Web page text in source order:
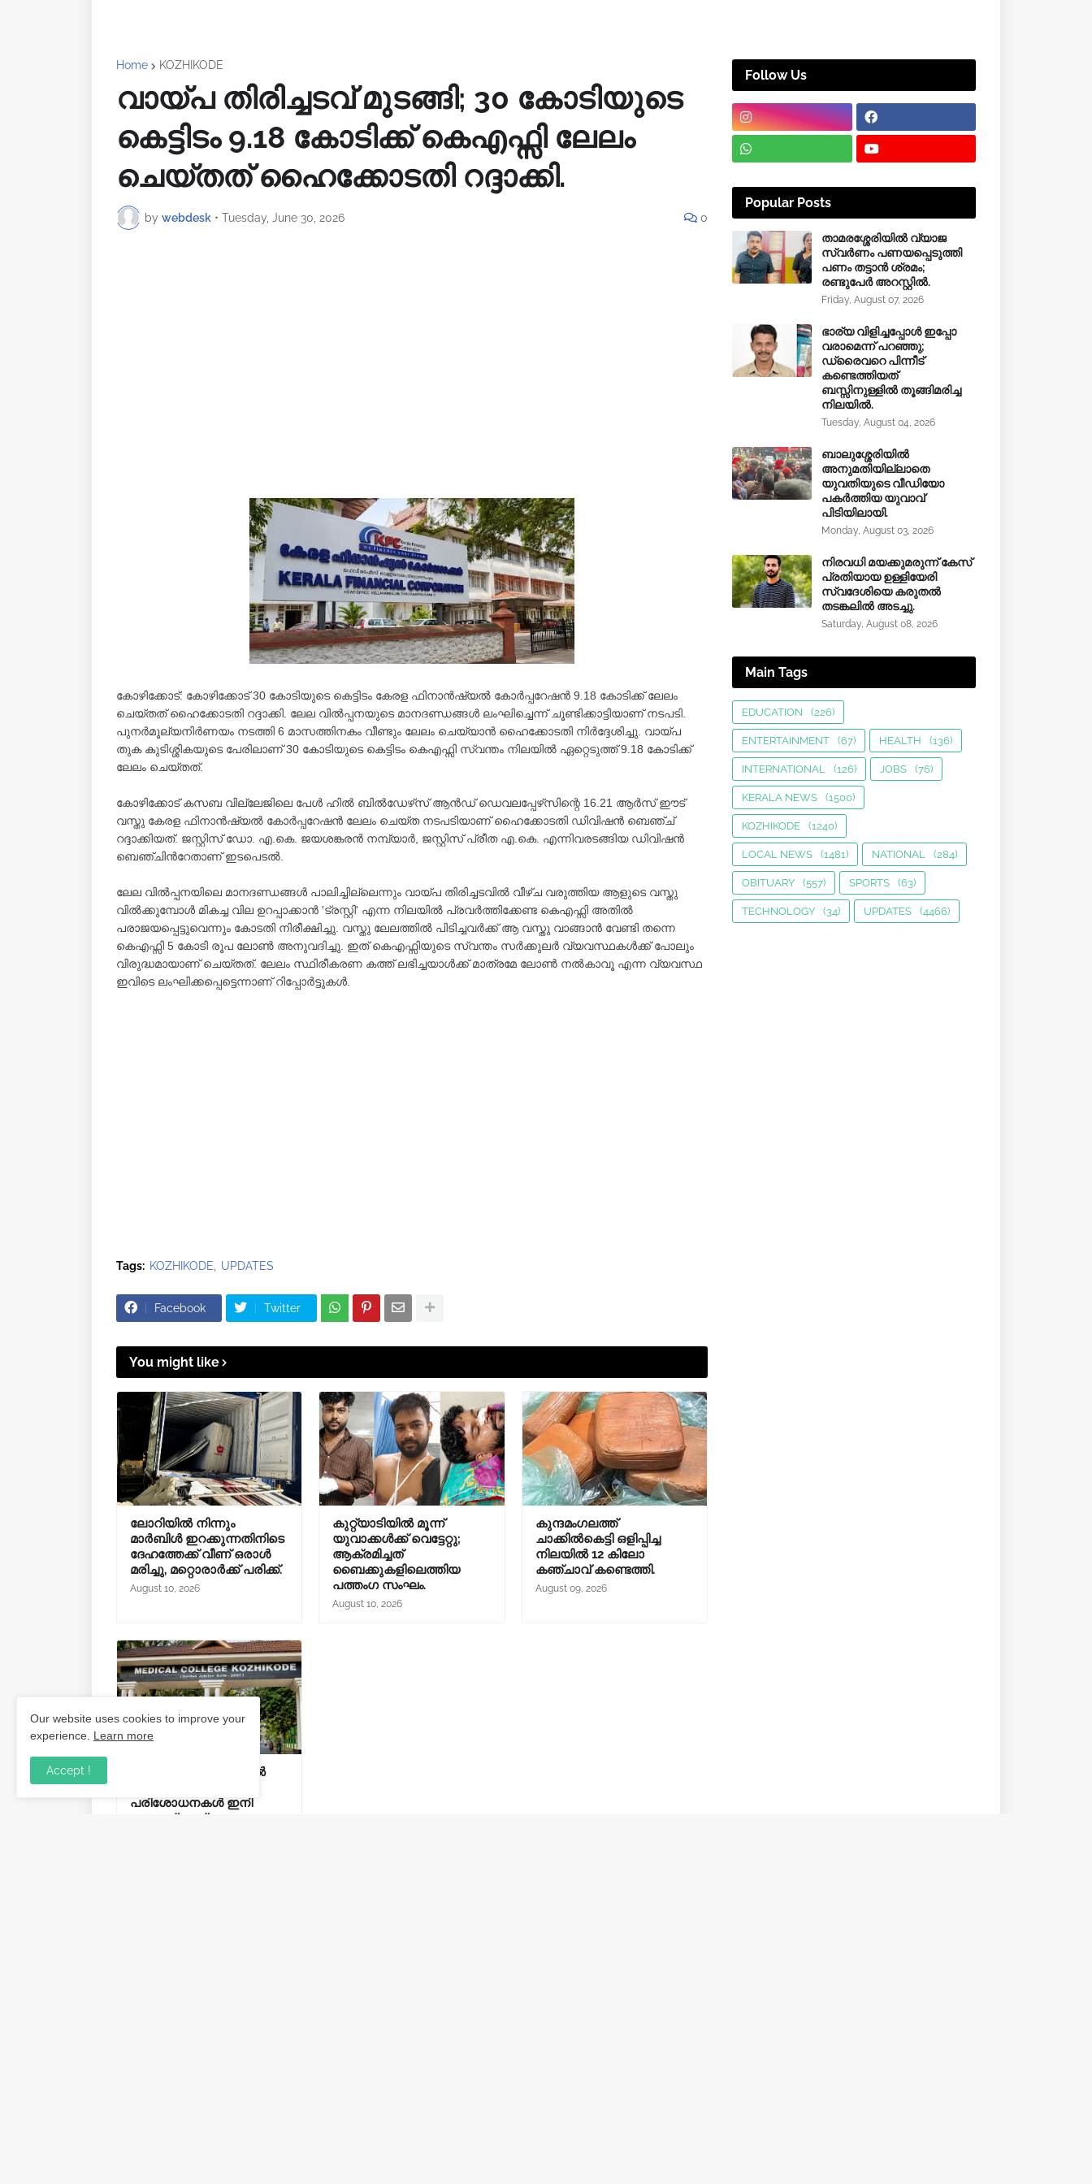
Home KOZHIKODE
വായ്പ തിരിച്ചടവ് മുടങ്ങി; 30 കോടിയുടെ
കെട്ടിടം 9.18 കോടിക്ക് കെഎഫ്സി ലേലം
ചെയ്തത് ഹൈക്കോടതി റദ്ദാക്കി.
by webdesk • Tuesday, June 30, 2026 0
കോഴിക്കോട്: കോഴിക്കോട് 30 കോടിയുടെ കെട്ടിടം കേരള ഫിനാൻഷ്യൽ കോർപ്പറേഷൻ 9.18 കോടിക്ക് ലേലം
ചെയ്തത് ഹൈക്കോടതി റദ്ദാക്കി. ലേല വിൽപ്പനയുടെ മാനദണ്ഡങ്ങൾ ലംഘിച്ചെന്ന് ചൂണ്ടിക്കാട്ടിയാണ് നടപടി.
പുനർമൂല്യനിർണയം നടത്തി 6 മാസത്തിനകം വീണ്ടും ലേലം ചെയ്യാൻ ഹൈക്കോടതി നിർദ്ദേശിച്ചു. വായ്പ
തുക കുടിശ്ശികയുടെ പേരിലാണ് 30 കോടിയുടെ കെട്ടിടം കെഎഫ്സി സ്വന്തം നിലയിൽ ഏറ്റെടുത്ത് 9.18 കോടിക്ക്
ലേലം ചെയ്തത്.
കോഴിക്കോട് കസബ വില്ലേജിലെ പേൾ ഹിൽ ബിൽഡേഴ്‌സ് ആൻഡ് ഡെവലപ്പേഴ്‌സിന്റെ 16.21 ആർസ് ഈട്
വസ്തു കേരള ഫിനാൻഷ്യൽ കോർപ്പറേഷൻ ലേലം ചെയ്ത നടപടിയാണ് ഹൈക്കോടതി ഡിവിഷൻ ബെഞ്ച്
റദ്ദാക്കിയത്. ജസ്റ്റിസ് ഡോ. എ.കെ. ജയശങ്കരൻ നമ്പ്യാർ, ജസ്റ്റിസ് പ്രീത എ.കെ. എന്നിവരടങ്ങിയ ഡിവിഷൻ
ബെഞ്ചിന്‍റേതാണ് ഇടപെടൽ.
ലേല വിൽപ്പനയിലെ മാനദണ്ഡങ്ങൾ പാലിച്ചില്ലെന്നും വായ്പ തിരിച്ചടവിൽ വീഴ്ച വരുത്തിയ ആളുടെ വസ്തു
വിൽക്കുമ്പോൾ മികച്ച വില ഉറപ്പാക്കാൻ 'ട്രസ്റ്റി' എന്ന നിലയിൽ പ്രവർത്തിക്കേണ്ട കെഎഫ്സി അതിൽ
പരാജയപ്പെട്ടുവെന്നും കോടതി നിരീക്ഷിച്ചു. വസ്തു ലേലത്തിൽ പിടിച്ചവർക്ക് ആ വസ്തു വാങ്ങാൻ വേണ്ടി തന്നെ
കെഎഫ്സി 5 കോടി രൂപ ലോൺ അനുവദിച്ചു. ഇത് കെഎഫ്സിയുടെ സ്വന്തം സർക്കുലർ വ്യവസ്ഥകൾക്ക് പോലും
വിരുദ്ധമായാണ് ചെയ്തത്. ലേലം സ്ഥിരീകരണ കത്ത് ലഭിച്ചയാൾക്ക് മാത്രമേ ലോൺ നൽകാവൂ എന്ന വ്യവസ്ഥ
ഇവിടെ ലംഘിക്കപ്പെട്ടെന്നാണ് റിപ്പോർട്ടുകൾ.
Tags: KOZHIKODE UPDATES
Facebook Twitter
You might like
ലോറിയിൽ നിന്നും
മാർബിൾ ഇറക്കുന്നതിനിടെ
ദേഹത്തേക്ക് വീണ് ഒരാൾ
മരിച്ചു, മറ്റൊരാർക്ക് പരിക്ക്.
August 10, 2026
കുറ്റ്യാടിയിൽ മൂന്ന്
യുവാക്കൾക്ക് വെട്ടേറ്റു;
ആക്രമിച്ചത്
ബൈക്കുകളിലെത്തിയ
പത്തംഗ സംഘം.
August 10, 2026
കുന്ദമംഗലത്ത്
ചാക്കില്‍കെട്ടി ഒളിപ്പിച്ച
നിലയില്‍ 12 കിലോ
കഞ്ചാവ് കണ്ടെത്തി.
August 09, 2026
കോഴിക്കോട് മെഡിക്കൽ
പരിശോധനകൾ ഇനി
സൗജന്യമല്ല,
Follow Us
Popular Posts
താമരശ്ശേരിയിൽ വ്യാജ
സ്വർണം പണയപ്പെടുത്തി
പണം തട്ടാൻ ശ്രമം;
രണ്ടുപേർ അറസ്റ്റിൽ.
Friday, August 07, 2026
ഭാര്യ വിളിച്ചപ്പോള്‍ ഇപ്പോ
വരാമെന്ന് പറഞ്ഞു;
ഡ്രൈവറെ പിന്നീട്
കണ്ടെത്തിയത്
ബസ്സിനുള്ളില്‍ തൂങ്ങിമരിച്ച
നിലയിൽ.
Tuesday, August 04, 2026
ബാലുശ്ശേരിയിൽ
അനുമതിയില്ലാതെ
യുവതിയുടെ വീഡിയോ
പകർത്തിയ യുവാവ്
പിടിയിലായി.
Monday, August 03, 2026
നിരവധി മയക്കുമരുന്ന് കേസ്
പ്രതിയായ ഉള്ളിയേരി
സ്വദേശിയെ കരുതൽ
തടങ്കലിൽ അടച്ചു.
Saturday, August 08, 2026
Main Tags
EDUCATION (226)
ENTERTAINMENT (67) HEALTH (136)
INTERNATIONAL (126) JOBS (76)
KERALA NEWS (1500)
KOZHIKODE (1240)
LOCAL NEWS (1481) NATIONAL (284)
OBITUARY (557) SPORTS (63)
TECHNOLOGY (34) UPDATES (4466)
Our website uses cookies to improve your
experience. Learn more
Accept !